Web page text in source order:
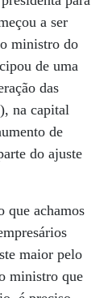
a ser
ministro do
de uma
das
na capital
de
do ajuste
que achamos
maior pelo
ministro que